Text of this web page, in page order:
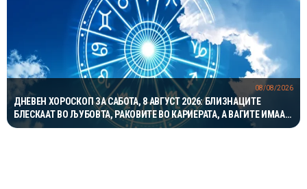
ДНЕВЕН ХОРОСКОП ЗА САБОТА, 8 АВГУСТ 2026: БЛИЗНАЦИТЕ
БЛЕСКААТ ВО ЉУБОВТА, РАКОВИТЕ ВО КАРИЕРАТА, А ВАГИТЕ ИМААТ
ОДЛИЧЕН ДЕН ЗА ХАРМОНИЈА
08/08/2026